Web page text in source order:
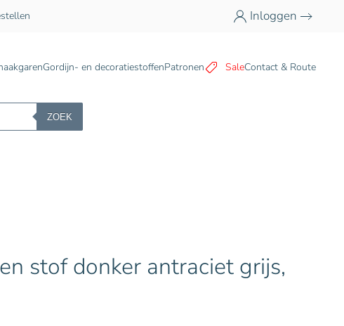
Inloggen
Gordijn- en decoratiestoffenPatronen SaleContact & Route
ZOEK
stof donker antraciet grijs,